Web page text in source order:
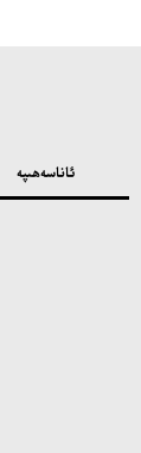
ئاناسەھىپە